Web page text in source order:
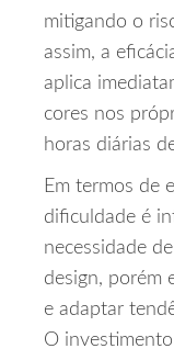
mitigando o
assim, a
aplica
cores nos
horas diárias
Em termos de
dificuldade é
necessidade
design, porém
e adaptar
O